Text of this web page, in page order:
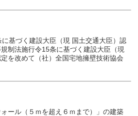
基づく建設大臣（現 国土交通大臣）認
制法施行令15条に基づく建設大臣（現
を改めて（社）全国宅地擁壁技術協会
ォール（５ｍを超え６ｍまで）」の建築